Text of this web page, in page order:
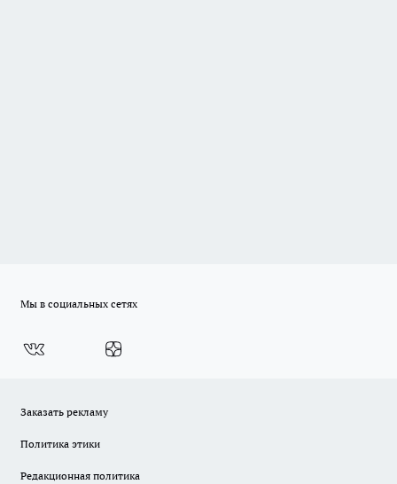
Мы в социальных сетях
Заказать рекламу
Политика этики
Редакционная политика